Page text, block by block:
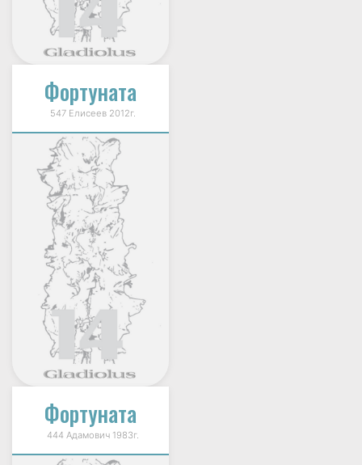
Фортуната
547 Елисеев 2012г.
Фортуната
444 Адамович 1983г.